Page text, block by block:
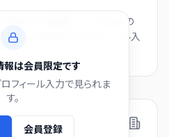
は会員限定です
ロフィール入力で見られま
す。
会員登録
係長・非役職者）と、この会社の
す。会員登録とプロフィール入